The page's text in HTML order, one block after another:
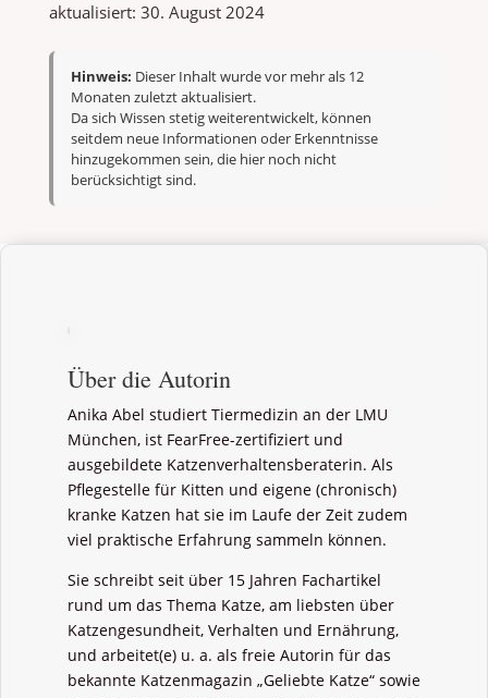
aktualisiert: 30. August 2024
Hinweis: Dieser Inhalt wurde vor mehr als 12
Monaten zuletzt aktualisiert.
Da sich Wissen stetig weiterentwickelt, können
seitdem neue Informationen oder Erkenntnisse
hinzugekommen sein, die hier noch nicht
berücksichtigt sind.
Über die Autorin
Anika Abel studiert Tiermedizin an der LMU
München, ist FearFree-zertifiziert und
ausgebildete Katzenverhaltensberaterin. Als
Pflegestelle für Kitten und eigene (chronisch)
kranke Katzen hat sie im Laufe der Zeit zudem
viel praktische Erfahrung sammeln können.
Sie schreibt seit über 15 Jahren Fachartikel
rund um das Thema Katze, am liebsten über
Katzengesundheit, Verhalten und Ernährung,
und arbeitet(e) u. a. als freie Autorin für das
bekannte Katzenmagazin „Geliebte Katze“ sowie